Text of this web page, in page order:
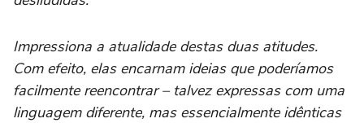
Impressiona a atualidade destas duas atitudes.
Com efeito, elas encarnam ideias que poderíamos
facilmente reencontrar – talvez expressas com uma
linguagem diferente, mas essencialmente idênticas